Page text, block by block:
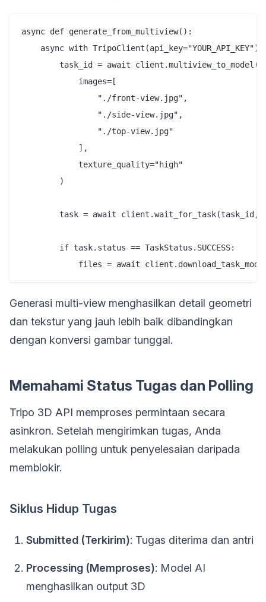
async def generate_from_multiview():
async with TripoClient(api_key="YOUR_API_KEY")
        task_id = await client.multiview_to_model(
            images=[
                "./front-view.jpg",
                "./side-view.jpg",
                "./top-view.jpg"
            ],
            texture_quality="high"
        )
task = await client.wait_for_task(task_id,
        if task.status == TaskStatus.SUCCESS:
Generasi multi-view menghasilkan detail geometri
dan tekstur yang jauh lebih baik dibandingkan
dengan konversi gambar tunggal.
Memahami Status Tugas dan Polling
Tripo 3D API memproses permintaan secara
asinkron. Setelah mengirimkan tugas, Anda
melakukan polling untuk penyelesaian daripada
memblokir.
Siklus Hidup Tugas
Submitted (Terkirim): Tugas diterima dan antri
Processing (Memproses): Model AI
menghasilkan output 3D